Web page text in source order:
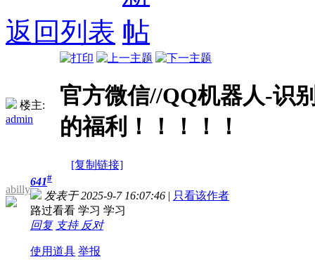
返回列表
楼主:
admin
官方微信//QQ机器人-识
的福利！！！！！
[复制链接]
abilly
641#
发表于 2025-9-7 16:07:46 | 只看该作者
路过看看 学习 学习
回复 支持 反对
使用道具 举报